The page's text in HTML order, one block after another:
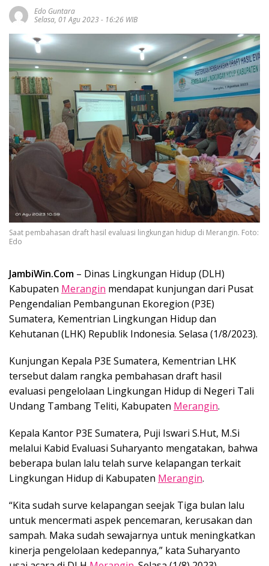
Edo Guntara
Selasa, 01 Agu 2023 - 16:26 WIB
Saat pembahasan draft hasil evaluasi lingkungan hidup di Merangin. Foto:
Edo
JambiWin.Com – Dinas Lingkungan Hidup (DLH)
Kabupaten Merangin mendapat kunjungan dari Pusat
Pengendalian Pembangunan Ekoregion (P3E)
Sumatera, Kementrian Lingkungan Hidup dan
Kehutanan (LHK) Republik Indonesia. Selasa (1/8/2023).
Kunjungan Kepala P3E Sumatera, Kementrian LHK
tersebut dalam rangka pembahasan draft hasil
evaluasi pengelolaan Lingkungan Hidup di Negeri Tali
Undang Tambang Teliti, Kabupaten Merangin.
Kepala Kantor P3E Sumatera, Puji Iswari S.Hut, M.Si
melalui Kabid Evaluasi Suharyanto mengatakan, bahwa
beberapa bulan lalu telah surve kelapangan terkait
Lingkungan Hidup di Kabupaten Merangin.
“Kita sudah surve kelapangan seejak Tiga bulan lalu
untuk mencermati aspek pencemaran, kerusakan dan
sampah. Maka sudah sewajarnya untuk meningkatkan
kinerja pengelolaan kedepannya,” kata Suharyanto